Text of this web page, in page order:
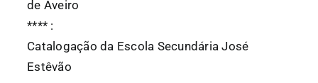
de Aveiro
**** :
Catalogação da Escola Secundária José
Estêvão